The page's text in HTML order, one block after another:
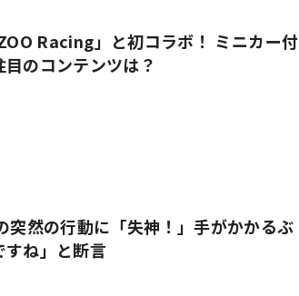
Racing」と初コラボ！ ミニカー付
のコンテンツは？
突然の行動に「失神！」手がかかるぶ
すね」と断言